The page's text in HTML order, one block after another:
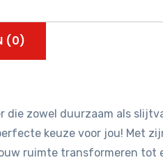
(0)
die zowel duurzaam als
keuze voor jou! Met
ruimte transformeren tot